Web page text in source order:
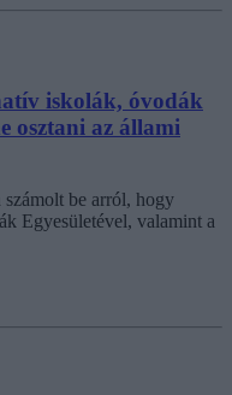
iskolák, óvodák
osztani az állami
be arról, hogy
Egyesületével, valamint a